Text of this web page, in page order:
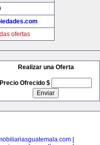
ofertas
Realizar una Oferta
Precio Ofrecido $
|